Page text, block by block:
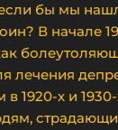
бы мы
В начале
лечения
1920-х и 1930-